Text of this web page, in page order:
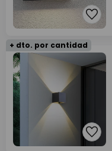
+ dto. por cantidad